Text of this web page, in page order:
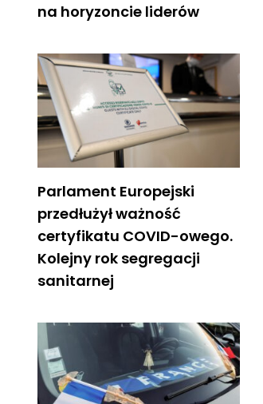
na horyzoncie liderów
Parlament Europejski
przedłużył ważność
certyfikatu COVID-owego.
Kolejny rok segregacji
sanitarnej